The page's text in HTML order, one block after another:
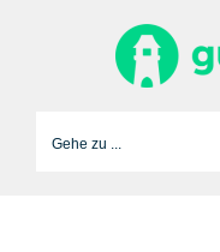
Gehe zu ...